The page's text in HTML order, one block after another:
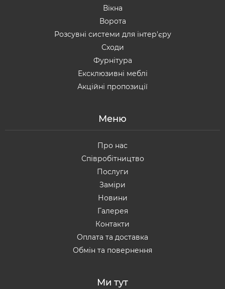
Вікна
Ворота
Розсувні системи для інтер'єру
Сходи
Фурнітура
Ексклюзивні меблі
Акційні пропозиції
Меню
Про нас
Співробітництво
Послуги
Заміри
Новини
Галерея
Контакти
Оплата та доставка
Обмін та повернення
Ми тут